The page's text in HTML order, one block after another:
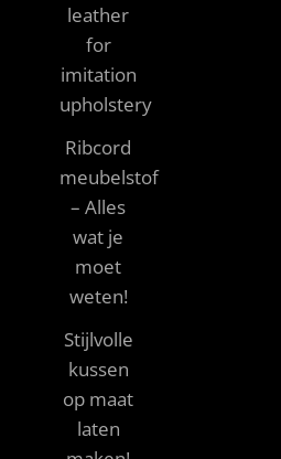
leather
for
imitation
upholstery
Ribcord
meubelstof
– Alles
wat je
moet
weten!
Stijlvolle
kussen
op maat
laten